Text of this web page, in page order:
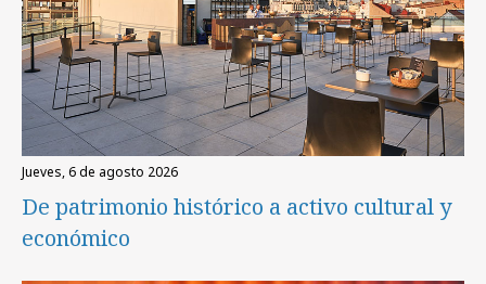
jueves, 6 de agosto 2026
De patrimonio histórico a activo cultural y
económico